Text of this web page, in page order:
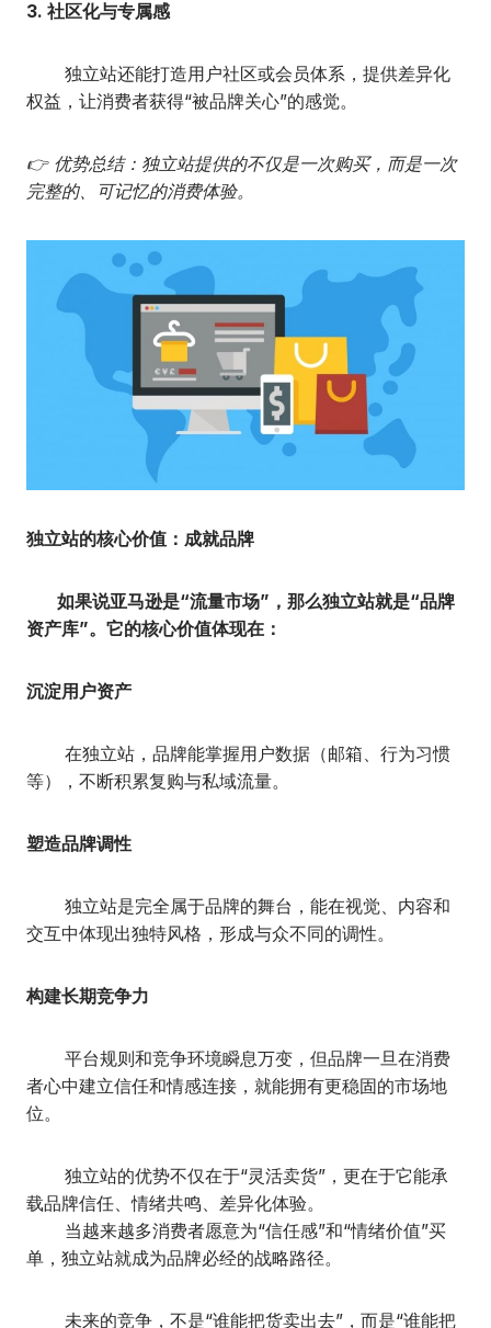
3. 社区化与专属感
独立站还能打造用户社区或会员体系，提供差异化
权益，让消费者获得“被品牌关心”的感觉。
👉 优势总结：独立站提供的不仅是一次购买，而是一次
完整的、可记忆的消费体验。
独立站的核心价值：成就品牌
如果说亚马逊是“流量市场”，那么独立站就是“品牌
资产库”。它的核心价值体现在：
沉淀用户资产
在独立站，品牌能掌握用户数据（邮箱、行为习惯
等），不断积累复购与私域流量。
塑造品牌调性
独立站是完全属于品牌的舞台，能在视觉、内容和
交互中体现出独特风格，形成与众不同的调性。
构建长期竞争力
平台规则和竞争环境瞬息万变，但品牌一旦在消费
者心中建立信任和情感连接，就能拥有更稳固的市场地
位。
独立站的优势不仅在于“灵活卖货”，更在于它能承
载品牌信任、情绪共鸣、差异化体验。
当越来越多消费者愿意为“信任感”和“情绪价值”买
单，独立站就成为品牌必经的战略路径。
未来的竞争，不是“谁能把货卖出去”，而是“谁能把